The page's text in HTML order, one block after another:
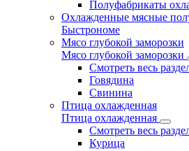
Полуфабрикаты
Охлажденные мясные
Быстрономе
Мясо глубокой заморозки
Мясо глубокой заморозки
Смотреть весь
Говядина
Свинина
Птица охлажденная
Птица охлажденная
Смотреть весь
Курица